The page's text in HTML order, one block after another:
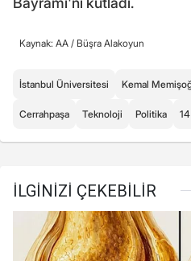
Kaynak: AA / Büşra Alakoyun
İstanbul Üniversitesi Kemal
Cerrahpaşa Teknoloji Politika